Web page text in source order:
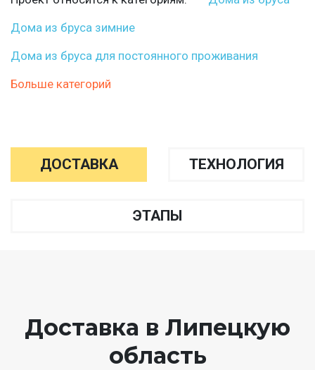
Дома из бруса зимние
Дома из бруса для постоянного проживания
Больше категорий
ДОСТАВКА ТЕХНОЛОГИЯ
ЭТАПЫ
Доставка в Липецкую
область